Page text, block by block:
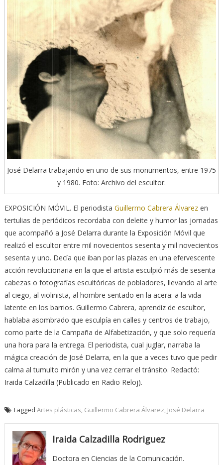
José Delarra trabajando en uno de sus monumentos, entre 1975
y 1980. Foto: Archivo del escultor.
EXPOSICIÓN MÓVIL. El periodista Guillermo Cabrera Álvarezen
tertulias de periódicos recordaba con deleite y humor las jornadas
que acompañó a José Delarra durante la Exposición Móvil que
realizó el escultor entre mil novecientos sesenta y mil novecientos
sesenta y uno. Decía que iban por las plazas en una efervescente
acción revolucionaria en la que el artista esculpió más de sesenta
cabezas o fotografías escultóricas de pobladores, llevando al arte
al ciego, al violinista, al hombre sentado en la acera: a la vida
latente en los barrios. Guillermo Cabrera, aprendiz de escultor,
hablaba asombrado que esculpía en calles y centros de trabajo,
como parte de la Campaña de Alfabetización, y que solo requería
una hora para la entrega. El periodista, cual juglar, narraba la
mágica creación de José Delarra, en la que a veces tuvo que pedir
calma al tumulto mirón y una vez cerrar el tránsito. Redactó:
Iraida Calzadilla (Publicado en Radio Reloj).
Tagged Artes plásticas, Guillermo Cabrera Álvarez, José Delarra
Iraida Calzadilla Rodriguez
Doctora en Ciencias de la Comunicación.